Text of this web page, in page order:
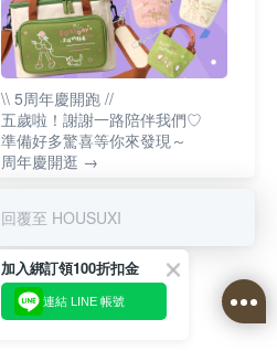
\\ 5周年慶開跑 //
五歲啦！謝謝一路陪伴我們♡
準備好多驚喜等你來發現～
周年慶開逛 →
回覆至 HOUSUXI
加入綁訂領100折扣金
連結 LINE 帳號